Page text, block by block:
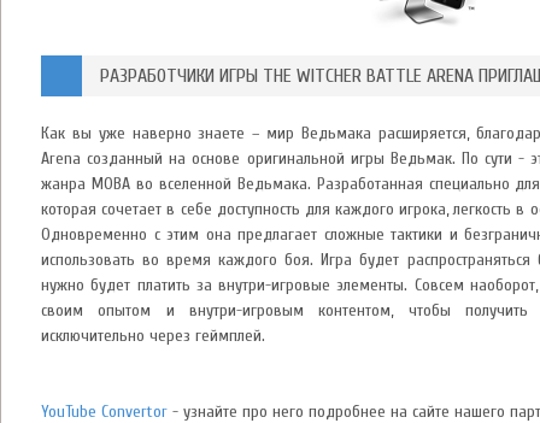
РАЗРАБОТЧИКИ ИГРЫ THE WITCHER BATTLE ARENA
Как вы уже наверно знаете – мир Ведьмака расширяется,
Arena созданный на основе оригинальной игры Ведьмак. По сути -
жанра MOBA во вселенной Ведьмака. Разработанная специально
которая сочетает в себе доступность для каждого игрока, легкость
Одновременно с этим она предлагает сложные тактики и
использовать во время каждого боя. Игра будет
нужно будет платить за внутри-игровые элементы. Совсем
своим опытом и внутри-игровым контентом, чтобы получить
исключительно через геймплей.
YouTube Convertor - узнайте про него подробнее на сайте нашего